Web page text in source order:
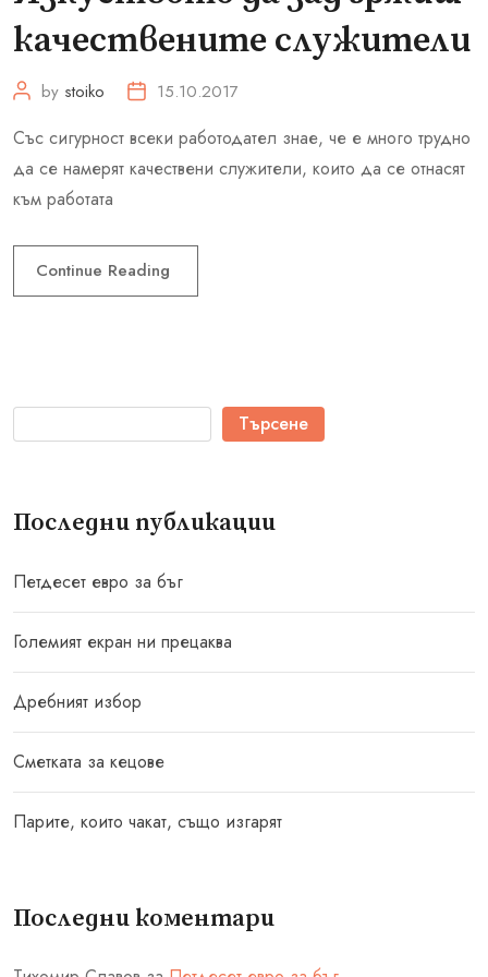
качествените служители
by stoiko 15.10.2017
Със сигурност всеки работодател знае, че е много трудно
да се намерят качествени служители, които да се отнасят
към работата
Continue Reading
Търсене
Последни публикации
Петдесет евро за бъг
Големият екран ни прецаква
Дребният избор
Сметката за кецове
Парите, които чакат, също изгарят
Последни коментари